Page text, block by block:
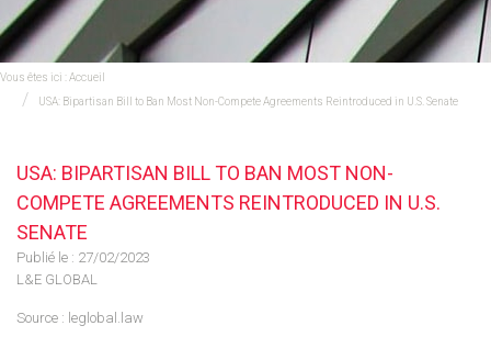
Vous êtes ici :Accueil
USA: Bipartisan Bill to Ban Most Non-Compete Agreements Reintroduced in U.S. Senate
USA: BIPARTISAN BILL TO BAN MOST NON-
COMPETE AGREEMENTS REINTRODUCED IN U.S.
SENATE
Publié le : 27/02/2023
L&E GLOBAL
Source : leglobal.law